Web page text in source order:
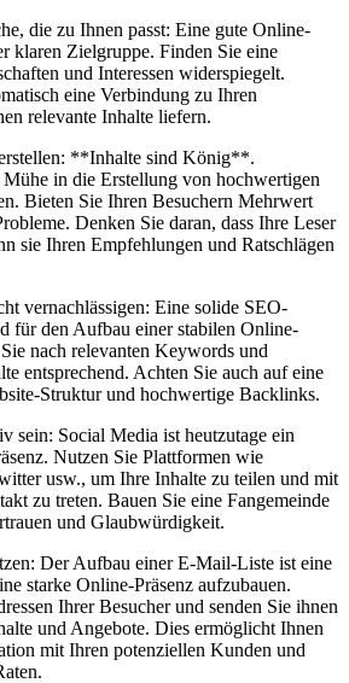
die zu Ihnen passt: Eine gute Online-
klaren Zielgruppe. Finden Sie eine
und Interessen widerspiegelt.
eine Verbindung zu Ihren
relevante Inhalte liefern.
**Inhalte sind König**.
in die Erstellung von hochwertigen
Bieten Sie Ihren Besuchern Mehrwert
Denken Sie daran, dass Ihre Leser
sie Ihren Empfehlungen und Ratschlägen
vernachlässigen: Eine solide SEO-
für den Aufbau einer stabilen Online-
nach relevanten Keywords und
entsprechend. Achten Sie auch auf eine
Struktur und hochwertige Backlinks.
sein: Social Media ist heutzutage ein
Nutzen Sie Plattformen wie
usw., um Ihre Inhalte zu teilen und mit
zu treten. Bauen Sie eine Fangemeinde
und Glaubwürdigkeit.
Der Aufbau einer E-Mail-Liste ist eine
starke Online-Präsenz aufzubauen.
Ihrer Besucher und senden Sie ihnen
und Angebote. Dies ermöglicht Ihnen
mit Ihren potenziellen Kunden und